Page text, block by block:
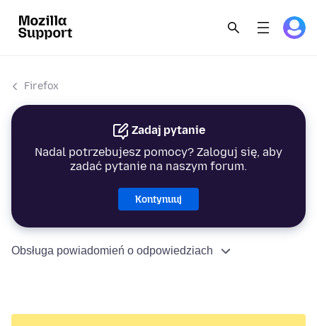
Firefox
Zadaj pytanie
Nadal potrzebujesz pomocy? Zaloguj się, aby
zadać pytanie na naszym forum.
Kontynuuj
Obsługa powiadomień o odpowiedziach